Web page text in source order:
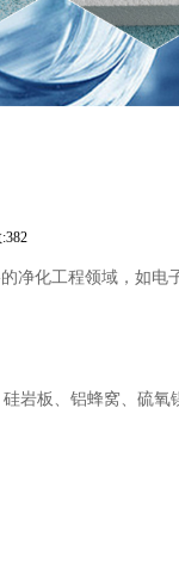
净化工程领域，如电
岩板、铝蜂窝、硫氧